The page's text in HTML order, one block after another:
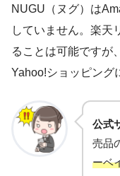
NUGU（ヌグ）は
していません。楽天
ることは可能ですが、
Yahoo!ショッピング
公式
売品
ーベ